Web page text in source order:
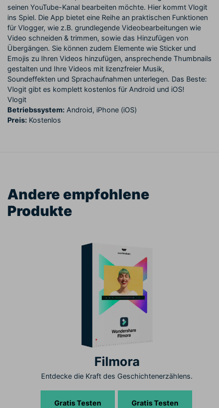
seinen YouTube-Kanal bearbeiten möchte. Hier kommt Vlogit
ins Spiel. Die App bietet eine Reihe an praktischen Funktionen
für Vlogger, wie z.B. grundlegende Videobearbeitungen wie
Video schneiden & trimmen, sowie das Hinzufügen von
Übergängen. Sie können zudem Elemente wie Sticker und
Emojis zu Ihren Videos hinzufügen, ansprechende Thumbnails
gestalten und Ihre Videos mit lizenzfreier Musik,
Soundeffekten und Sprachaufnahmen unterlegen. Das Beste:
Vlogit gibt es komplett kostenlos für Android und iOS!
Vlogit
Betriebssystem: Android, iPhone (iOS)
Preis: Kostenlos
Andere empfohlene
Produkte
Filmora
Entdecke die Kraft des Geschichtenerzählens.
Gratis Testen Gratis Testen